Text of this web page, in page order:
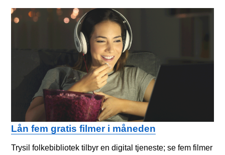
Lån fem gratis filmer i måneden
Trysil folkebibliotek tilbyr en digital tjeneste; se fem filmer